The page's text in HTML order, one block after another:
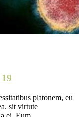
platonem, eu
sit virtute
ei. Eum